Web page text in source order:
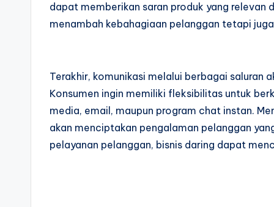
dapat memberikan saran produk yang
menambah kebahagiaan pelanggan tetapi
Terakhir, komunikasi melalui berbagai saluran
Konsumen ingin memiliki fleksibilitas untuk
media, email, maupun program chat instan.
akan menciptakan pengalaman pelanggan
pelayanan pelanggan, bisnis daring dapat